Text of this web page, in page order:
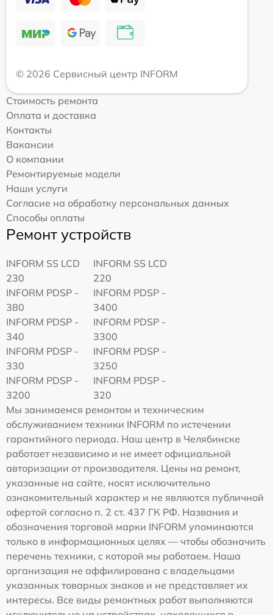
© 2026 Сервисный центр INFORM
Стоимость ремонта
Оплата и доставка
Контакты
Вакансии
О компании
Ремонтируемые модели
Наши услуги
Согласие на обработку персональных данных
Способы оплаты
Ремонт устройств
INFORM SS LCD
230
INFORM SS LCD
220
INFORM PDSP -
380
INFORM PDSP -
3400
INFORM PDSP -
340
INFORM PDSP -
3300
INFORM PDSP -
330
INFORM PDSP -
3250
INFORM PDSP -
3200
INFORM PDSP -
320
Мы занимаемся ремонтом и техническим
обслуживанием техники INFORM по истечении
гарантийного периода. Наш центр в Челябинске
работает независимо и не имеет официальной
авторизации от производителя. Цены на ремонт,
указанные на сайте, носят исключительно
ознакомительный характер и не являются публичной
офертой согласно п. 2 ст. 437 ГК РФ. Названия и
обозначения торговой марки INFORM упоминаются
только в информационных целях — чтобы обозначить
перечень техники, с которой мы работаем. Наша
организация не аффилирована с владельцами
указанных товарных знаков и не представляет их
интересы. Все виды ремонтных работ выполняются